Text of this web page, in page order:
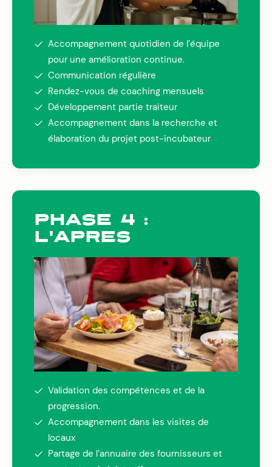
Accompagnement quotidien de l’équipe
pour une amélioration continue.
Communication régulière
Rendez-vous de coaching mensuels
Développement partie traiteur
Accompagnement dans la recherche et
élaboration du projet post-incubateur
PHASE 4 :
L'APRÈS
Validation des compétences et de la
progression.
Accompagnement dans les visites de
locaux
Partage de l’annuaire des fournisseurs et